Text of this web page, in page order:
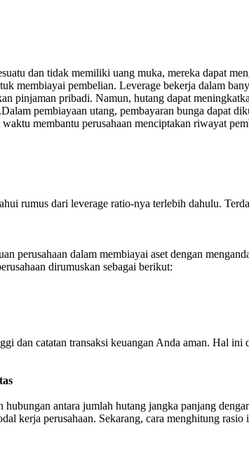
dan tidak memiliki uang muka, mereka dapat
membiayai pembelian. Leverage bekerja dalam
pinjaman pribadi. Namun, hutang dapat
pembiayaan utang, pembayaran bunga dapat
membantu perusahaan menciptakan riwayat
rumus dari leverage ratio-nya terlebih dahulu.
perusahaan dalam membiayai aset dengan
dirumuskan sebagai berikut:
dan catatan transaksi keuangan Anda aman. Hal ini
antara jumlah hutang jangka panjang
kerja perusahaan. Sekarang, cara menghitung